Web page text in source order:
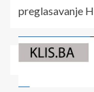
preglasavanje